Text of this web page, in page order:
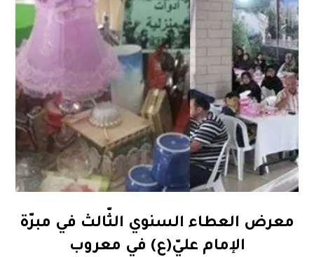
معرض العطاء السنوي الثّالث في مبرّة
الإمام عليّ(ع) في معروب